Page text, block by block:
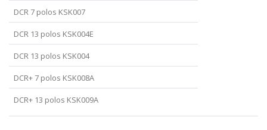
DCR 7 polos KSK007
DCR 13 polos KSK004E
DCR 13 polos KSK004
DCR+ 7 polos KSK008A
DCR+ 13 polos KSK009A